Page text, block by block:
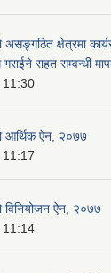
असङ्गठित क्षेत्रमा
राहत सम्वन्धी
आर्थिक ऐन, २०७७
विनियोजन ऐन, २०७७